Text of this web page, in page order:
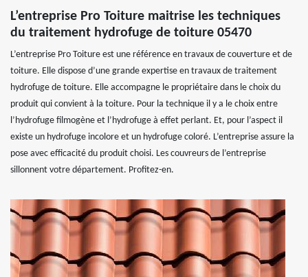
L’entreprise Pro Toiture maitrise les techniques
du traitement hydrofuge de toiture 05470
L’entreprise Pro Toiture est une référence en travaux de couverture et de
toiture. Elle dispose d’une grande expertise en travaux de traitement
hydrofuge de toiture. Elle accompagne le propriétaire dans le choix du
produit qui convient à la toiture. Pour la technique il y a le choix entre
l’hydrofuge filmogène et l’hydrofuge à effet perlant. Et, pour l’aspect il
existe un hydrofuge incolore et un hydrofuge coloré. L’entreprise assure la
pose avec efficacité du produit choisi. Les couvreurs de l’entreprise
sillonnent votre département. Profitez-en.